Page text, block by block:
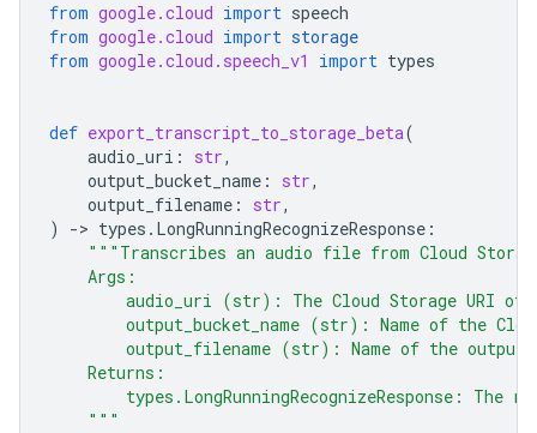
from google.cloud import speech
from google.cloud import storage
from google.cloud.speech_v1 import types
def export_transcript_to_storage_beta(
audio_uri : str,
output_bucket_name : str,
output_filename : str,
)
-> types . LongRunningRecognizeResponse :
"""Transcribes an audio file from Cloud
    Args:
audio_uri (str): The Cloud Storage URI
output_bucket_name (str): Name of the
output_filename (str): Name of the output
    Returns:
types.LongRunningRecognizeResponse: The
    """